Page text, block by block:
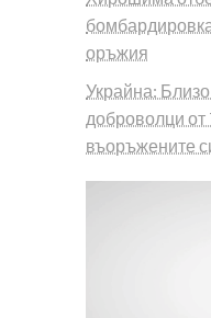
оръжия
Украйна:
доброволци
въоръжените